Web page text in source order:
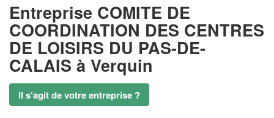
Entreprise COMITE DE
COORDINATION DES CENTRES
DE LOISIRS DU PAS-DE-
CALAIS à Verquin
Il s'agit de votre entreprise ?